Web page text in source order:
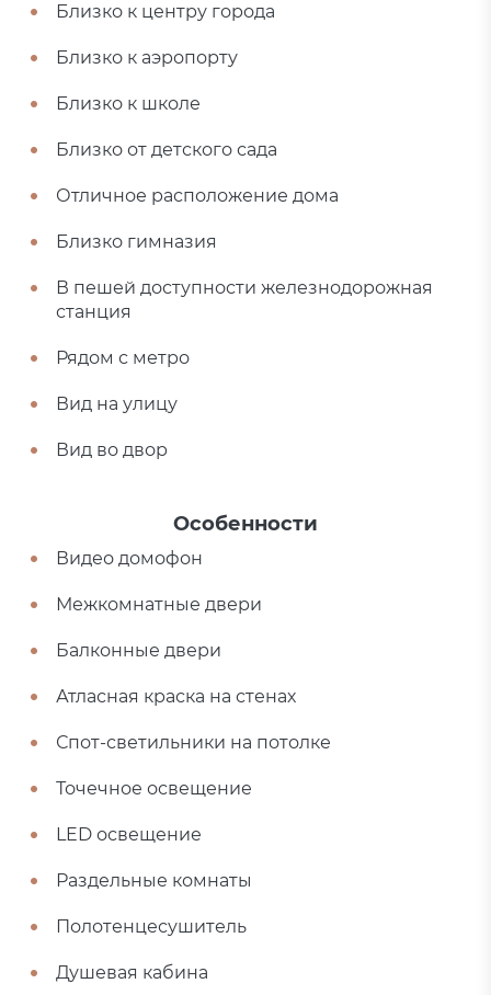
Близко к центру города
Близко к аэропорту
Близко к школе
Близко от детского сада
Отличное расположение дома
Близко гимназия
В пешей доступности железнодорожная
станция
Рядом с метро
Вид на улицу
Вид во двор
Особенности
Видео домофон
Межкомнатные двери
Балконные двери
Атласная краска на стенах
Спот-светильники на потолке
Точечное освещение
LED освещение
Раздельные комнаты
Полотенцесушитель
Душевая кабина